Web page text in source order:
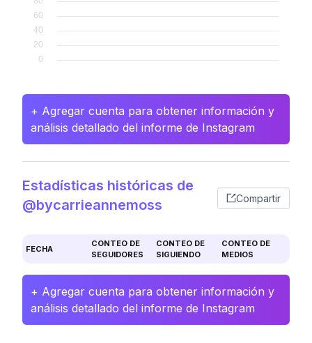
+ Agregar cuenta para obtener información y
análisis detallado del informe de Instagram
Estadísticas históricas de
@bycarrieannemoss
Compartir
FECHA
CONTEO DE
SEGUIDORES
CONTEO DE
SIGUIENDO
CONTEO DE
MEDIOS
+ Agregar cuenta para obtener información y
análisis detallado del informe de Instagram